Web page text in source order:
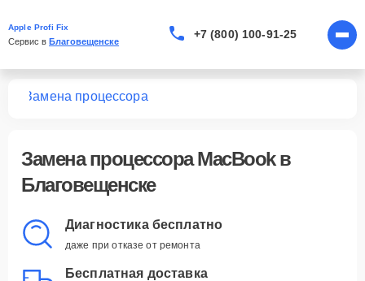
Apple Profi Fix
Сервис в Благовещенске
+7 (800) 100-91-25
Замена процессора
Замена процессора MacBook в
Благовещенске
Диагностика бесплатно
даже при отказе от ремонта
Бесплатная доставка